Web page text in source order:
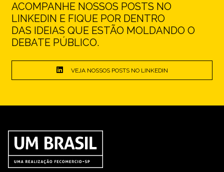
ACOMPANHE NOSSOS POSTS NO
LINKEDIN E FIQUE POR DENTRO
DAS IDEIAS QUE ESTÃO MOLDANDO O
DEBATE PÚBLICO.
VEJA NOSSOS POSTS NO LINKEDIN